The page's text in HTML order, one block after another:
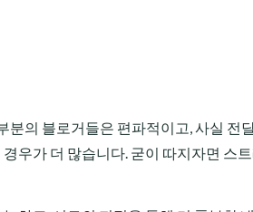
분의 블로거들은 편파적이고, 사실 전
우가 더 많습니다. 굳이 따지자면 스